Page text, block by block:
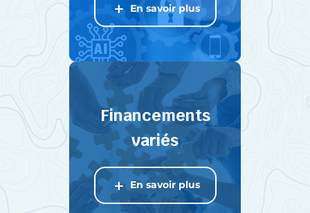
En savoir plus
Financements
variés
En savoir plus